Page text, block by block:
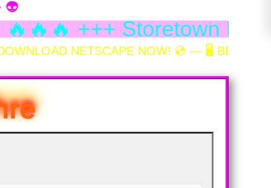
🔥🔥🔥
🖥️ BEST VIEWED WITH 640x480 🖥️ --- ⚡